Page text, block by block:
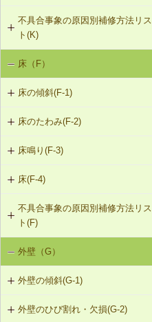
え、基礎の再施工
K-1-102 布基礎をべた基礎に変更
（基礎天端レベル調整）
K-1-103 布基礎底盤の拡大（基礎の
天端レベル調整）
K-1-104 土台をジャッキアップのう
え、土台と基礎の間にモルタル充填
え、基礎天端レベル調整
K-1-501 基礎をジャッキアップのう
え、鋼管圧入工法
K-1-502 基礎をジャッキアップのう
K-2-501 樹脂注入工法
K-2-502 充填工法
K-2-503 打直し工法
不具合事象の原因別補修方法リス
ト(K)
基礎の沈下（K-1）
基礎のひび割れ・欠損（K-2）
床（F）
床の傾斜(F-1)
F-1-101 柱による梁の補強
F-1-102 溝形鋼による梁の補強
F-1-103 H形鋼による梁の補強
F-1-104 添え梁による梁の補強
面）
F-1-106 梁の交換
F-1-107 梁と柱の仕口部分を添え柱
床のたわみ(F-2)
F-2-101 根太の交換
F-2-102 下地合板の張替え（根太を
含む）
床鳴り(F-3)
F-3-101 下地合板の留付け直し
F-3-102 床鳴りの補修
床(F-4)
F-4-001 ビニル床シートの張替え
F-4-002 カーペットの張替え
F-4-501 フローリングの張替え
不具合事象の原因別補修方法リス
ト(F)
床の傾斜（F-1）
床のたわみ（F-2）
床鳴り（F-3）
外壁（G）
外壁の傾斜(G-1)
G-1-101 柱の交換
外壁のひび割れ・欠損(G-2)